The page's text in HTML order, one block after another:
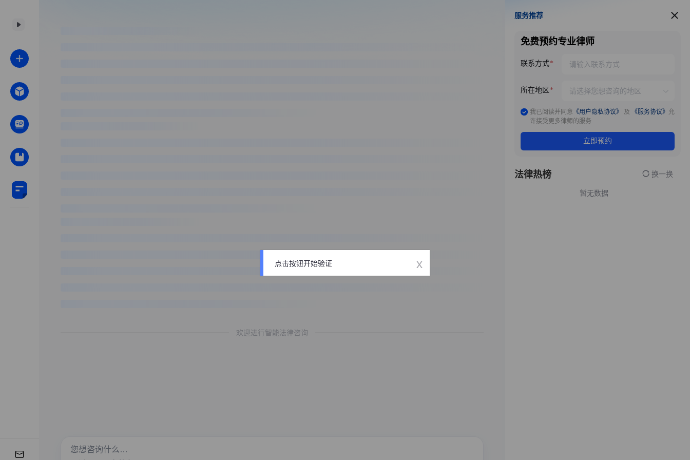
欢迎进行智能法律咨询
服务推荐
服务推荐
免费预约专业律师
联系方式
所在地区
我已阅读并同意 《用户隐私协议》 及 《服务协议》 允
许接受更多律师的服务
立即预约
法律热榜 换一换
暂无数据
点击按钮开始验证 x